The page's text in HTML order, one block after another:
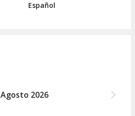
Español
Agosto 2026